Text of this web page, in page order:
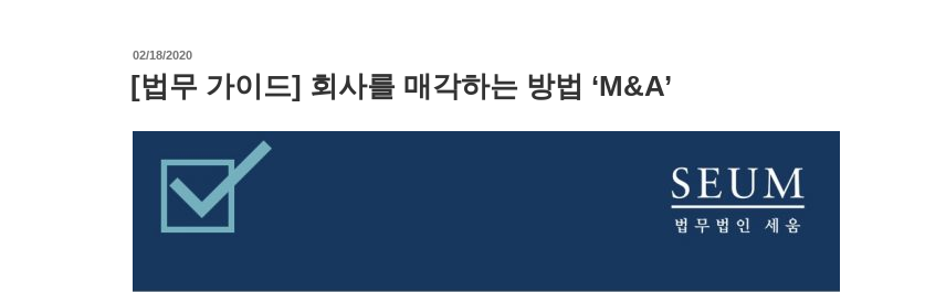
작
일
02/18/2020
[법무 가이드] 회사를 매각하는 방법 ‘M&A’